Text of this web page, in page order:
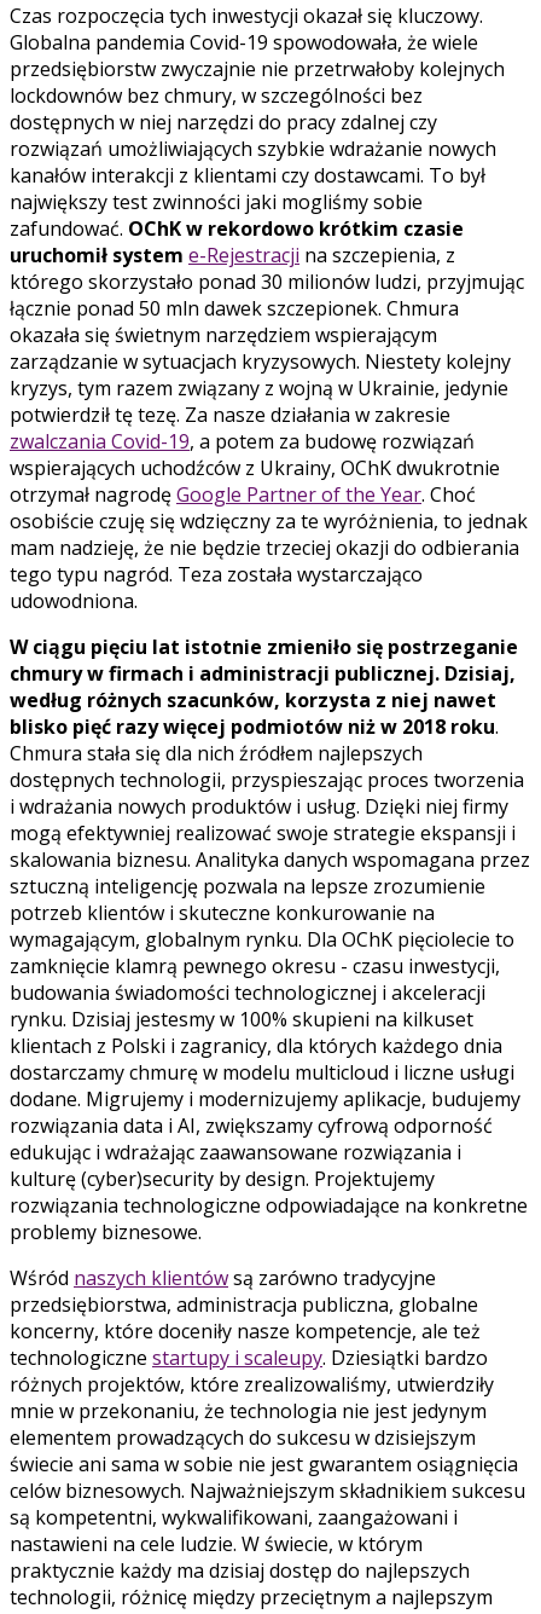
Czas rozpoczęcia tych inwestycji okazał się kluczowy.
Globalna pandemia Covid-19 spowodowała, że wiele
przedsiębiorstw zwyczajnie nie przetrwałoby kolejnych
lockdownów bez chmury, w szczególności bez
dostępnych w niej narzędzi do pracy zdalnej czy
rozwiązań umożliwiających szybkie wdrażanie nowych
kanałów interakcji z klientami czy dostawcami. To był
największy test zwinności jaki mogliśmy sobie
zafundować. OChK w rekordowo krótkim czasie
uruchomił system e-Rejestracji na szczepienia, z
którego skorzystało ponad 30 milionów ludzi, przyjmując
łącznie ponad 50 mln dawek szczepionek. Chmura
okazała się świetnym narzędziem wspierającym
zarządzanie w sytuacjach kryzysowych. Niestety kolejny
kryzys, tym razem związany z wojną w Ukrainie, jedynie
potwierdził tę tezę. Za nasze działania w zakresie
zwalczania Covid-19, a potem za budowę rozwiązań
wspierających uchodźców z Ukrainy, OChK dwukrotnie
otrzymał nagrodęGoogle Partner of the Year. Choć
osobiście czuję się wdzięczny za te wyróżnienia, to jednak
mam nadzieję, że nie będzie trzeciej okazji do odbierania
tego typu nagród. Teza została wystarczająco
udowodniona.
W ciągu pięciu lat istotnie zmieniło się postrzeganie
chmury w firmach i administracji publicznej. Dzisiaj,
według różnych szacunków, korzysta z niej nawet
blisko pięć razy więcej podmiotów niż w 2018 roku.
Chmura stała się dla nich źródłem najlepszych
dostępnych technologii, przyspieszając proces tworzenia
i wdrażania nowych produktów i usług. Dzięki niej firmy
mogą efektywniej realizować swoje strategie ekspansji i
skalowania biznesu. Analityka danych wspomagana przez
sztuczną inteligencję pozwala na lepsze zrozumienie
potrzeb klientów i skuteczne konkurowanie na
wymagającym, globalnym rynku. Dla OChK pięciolecie to
zamknięcie klamrą pewnego okresu - czasu inwestycji,
budowania świadomości technologicznej i akceleracji
rynku. Dzisiaj jestesmy w 100% skupieni na kilkuset
klientach z Polski i zagranicy, dla których każdego dnia
dostarczamy chmurę w modelu multicloud i liczne usługi
dodane. Migrujemy i modernizujemy aplikacje, budujemy
rozwiązania data i AI, zwiększamy cyfrową odporność
edukując i wdrażając zaawansowane rozwiązania i
kulturę (cyber)security by design. Projektujemy
rozwiązania technologiczne odpowiadające na konkretne
problemy biznesowe.
Wśród naszych klientówsą zarówno tradycyjne
przedsiębiorstwa, administracja publiczna, globalne
koncerny, które doceniły nasze kompetencje, ale też
technologiczne startupy i scaleupy. Dziesiątki bardzo
różnych projektów, które zrealizowaliśmy, utwierdziły
mnie w przekonaniu, że technologia nie jest jedynym
elementem prowadzących do sukcesu w dzisiejszym
świecie ani sama w sobie nie jest gwarantem osiągnięcia
celów biznesowych. Najważniejszym składnikiem sukcesu
są kompetentni, wykwalifikowani, zaangażowani i
nastawieni na cele ludzie. W świecie, w którym
praktycznie każdy ma dzisiaj dostęp do najlepszych
technologii, różnicę między przeciętnym a najlepszym